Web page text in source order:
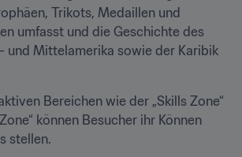
Trikots, Medaillen und
umfasst und die Geschichte des
und Mittelamerika sowie der Karibik
Bereichen wie der „Skills Zone“
können Besucher ihr Können
stellen.